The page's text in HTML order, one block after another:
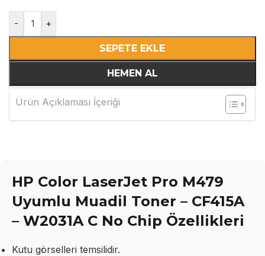
- +
SEPETE EKLE
HEMEN AL
Ürün Açıklaması İçeriği
HP Color LaserJet Pro M479
Uyumlu Muadil Toner – CF415A
– W2031A C No Chip Özellikleri
Kutu görselleri temsilidir.